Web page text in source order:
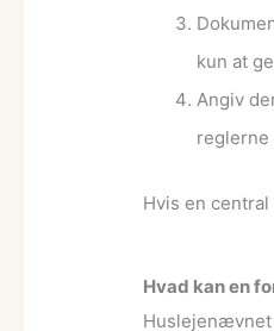
kun at
Angiv
reglerne
Hvis en
Hvad kan en